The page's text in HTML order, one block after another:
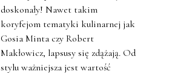
doskonały! Nawet takim
koryfejom tematyki kulinarnej jak
Gosia Minta czy Robert
Makłowicz, lapsusy się zdążają. Od
stylu ważniejsza jest wartość